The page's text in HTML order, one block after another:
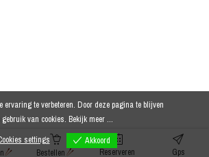
Bestellen Reserveren Gps
ervaring te verbeteren. Door deze pagina te blijven
van cookies. Bekijk meer ...
settings
Akkoord